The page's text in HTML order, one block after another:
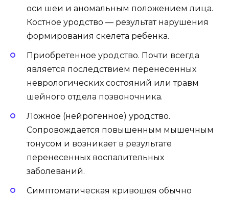
оси шеи и аномальным положением лица.
Костное уродство — результат нарушения
формирования скелета ребенка.
Приобретенное уродство. Почти всегда
является последствием перенесенных
неврологических состояний или травм
шейного отдела позвоночника.
Ложное (нейрогенное) уродство.
Сопровождается повышенным мышечным
тонусом и возникает в результате
перенесенных воспалительных
заболеваний.
Симптоматическая кривошея обычно